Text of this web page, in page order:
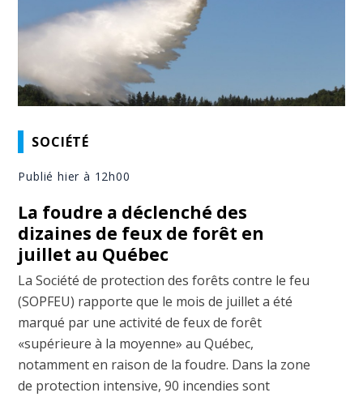
SOCIÉTÉ
Publié hier à 12h00
La foudre a déclenché des
dizaines de feux de forêt en
juillet au Québec
La Société de protection des forêts contre le feu
(SOPFEU) rapporte que le mois de juillet a été
marqué par une activité de feux de forêt
«supérieure à la moyenne» au Québec,
notamment en raison de la foudre. Dans la zone
de protection intensive, 90 incendies sont